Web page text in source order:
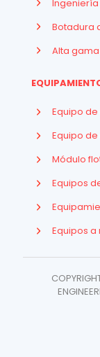
Botadura
Alta
Equipo
Equipo
Módulo
Equipos
Equipos